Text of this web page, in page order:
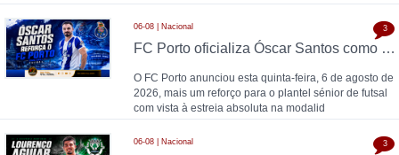
06-08 | Nacional
FC Porto oficializa Óscar Santos como 13.º reforço para o futsal: "O futsal acompanhou-me durante toda a vida"
O FC Porto anunciou esta quinta-feira, 6 de agosto de
2026, mais um reforço para o plantel sénior de futsal
com vista à estreia absoluta na modalid
3
06-08 | Nacional 3